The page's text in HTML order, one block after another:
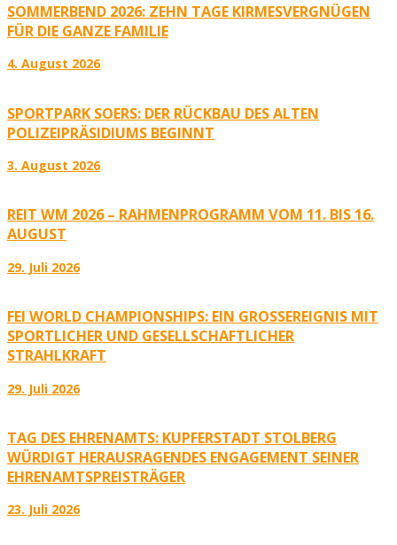
SOMMERBEND 2026: ZEHN TAGE KIRMESVERGNÜGEN
FÜR DIE GANZE FAMILIE
4. August 2026
SPORTPARK SOERS: DER RÜCKBAU DES ALTEN
POLIZEIPRÄSIDIUMS BEGINNT
3. August 2026
REIT WM 2026 – RAHMENPROGRAMM VOM 11. BIS 16.
AUGUST
29. Juli 2026
FEI WORLD CHAMPIONSHIPS: EIN GROSSEREIGNIS MIT S
PORTLICHER UND GESELLSCHAFTLICHER S
TRAHLKRAFT
29. Juli 2026
TAG DES EHRENAMTS: KUPFERSTADT STOLBERG
WÜRDIGT HERAUSRAGENDES ENGAGEMENT SEINER
EHRENAMTSPREISTRÄGER
23. Juli 2026